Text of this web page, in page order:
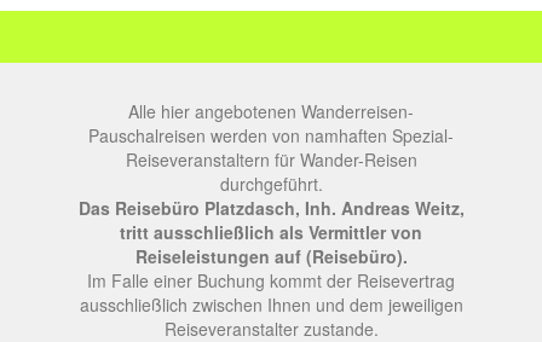
Alle hier angebotenen Wanderreisen-
Pauschalreisen werden von namhaften Spezial-
Reiseveranstaltern für Wander-Reisen
durchgeführt.
Das Reisebüro Platzdasch, Inh. Andreas Weitz,
tritt ausschließlich als Vermittler von
Reiseleistungen auf (Reisebüro).
Im Falle einer Buchung kommt der Reisevertrag
ausschließlich zwischen Ihnen und dem jeweiligen
Reiseveranstalter zustande.